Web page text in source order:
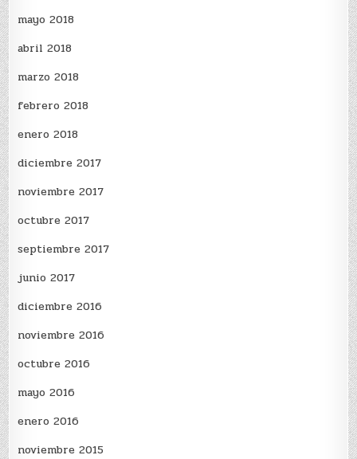
mayo 2018
abril 2018
marzo 2018
febrero 2018
enero 2018
diciembre 2017
noviembre 2017
octubre 2017
septiembre 2017
junio 2017
diciembre 2016
noviembre 2016
octubre 2016
mayo 2016
enero 2016
noviembre 2015